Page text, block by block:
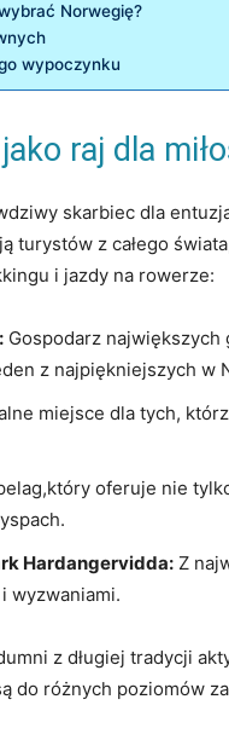
Norwegię?
⁤wypoczynku
raj dla
skarbiec dla
turystów z ‌całego
i⁣ jazdy na rowerze:
Gospodarz
z najpiękniejszych ​w
miejsce dla tych,
oferuje nie
Hardangervidda: ⁤Z
wyzwaniami.
z długiej tradycji
do różnych poziomów